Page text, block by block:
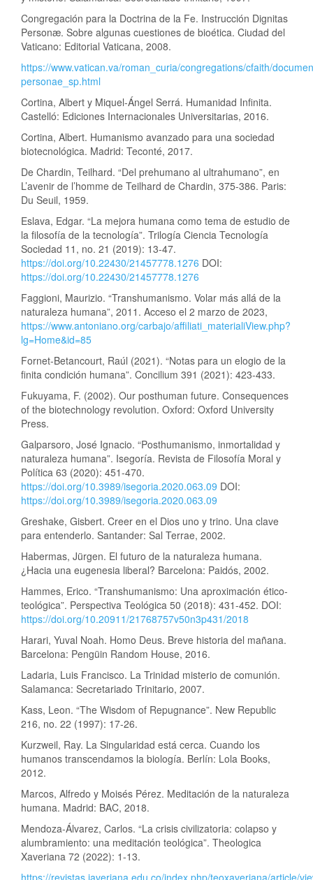
Congregación para la Doctrina de la Fe. Instrucción Dignitas
Personæ. Sobre algunas cuestiones de bioética. Ciudad del
Vaticano: Editorial Vaticana, 2008.
https://www.vatican.va/roman_curia/congregations/cfaith/
personae_sp.html
Cortina, Albert y Miquel-Ángel Serrá. Humanidad Infinita.
Castelló: Ediciones Internacionales Universitarias, 2016.
Cortina, Albert. Humanismo avanzado para una sociedad
biotecnológica. Madrid: Teconté, 2017.
De Chardin, Teilhard. “Del prehumano al ultrahumano”, en
L’avenir de l’homme de Teilhard de Chardin, 375-386. Paris:
Du Seuil, 1959.
Eslava, Edgar. “La mejora humana como tema de estudio de
la filosofía de la tecnología”. Trilogía Ciencia Tecnología
Sociedad 11, no. 21 (2019): 13-47.
https://doi.org/10.22430/21457778.1276 DOI:
https://doi.org/10.22430/21457778.1276
Faggioni, Maurizio. “Transhumanismo. Volar más allá de la
naturaleza humana”, 2011. Acceso el 2 marzo de 2023,
https://www.antoniano.org/carbajo/affiliati_materialiView.php?
lg=Home&id=85
Fornet-Betancourt, Raúl (2021). “Notas para un elogio de la
finita condición humana”. Concilium 391 (2021): 423-433.
Fukuyama, F. (2002). Our posthuman future. Consequences
of the biotechnology revolution. Oxford: Oxford University
Press.
Galparsoro, José Ignacio. “Posthumanismo, inmortalidad y
naturaleza humana”. Isegoría. Revista de Filosofía Moral y
Política 63 (2020): 451-470.
https://doi.org/10.3989/isegoria.2020.063.09 DOI:
https://doi.org/10.3989/isegoria.2020.063.09
Greshake, Gisbert. Creer en el Dios uno y trino. Una clave
para entenderlo. Santander: Sal Terrae, 2002.
Habermas, Jürgen. El futuro de la naturaleza humana.
¿Hacia una eugenesia liberal? Barcelona: Paidós, 2002.
Hammes, Erico. “Transhumanismo: Una aproximación ético-
teológica”. Perspectiva Teológica 50 (2018): 431-452. DOI:
https://doi.org/10.20911/21768757v50n3p431/2018
Harari, Yuval Noah. Homo Deus. Breve historia del mañana.
Barcelona: Pengüin Random House, 2016.
Ladaria, Luis Francisco. La Trinidad misterio de comunión.
Salamanca: Secretariado Trinitario, 2007.
Kass, Leon. “The Wisdom of Repugnance”. New Republic
216, no. 22 (1997): 17-26.
Kurzweil, Ray. La Singularidad está cerca. Cuando los
humanos transcendamos la biología. Berlín: Lola Books,
2012.
Marcos, Alfredo y Moisés Pérez. Meditación de la naturaleza
humana. Madrid: BAC, 2018.
Mendoza-Álvarez, Carlos. “La crisis civilizatoria: colapso y
alumbramiento: una meditación teológica”. Theologica
Xaveriana 72 (2022): 1-13.
https://revistas.javeriana.edu.co/index.php/teoxaveriana/article/